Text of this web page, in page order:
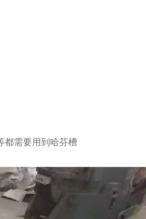
都需要用到哈芬槽